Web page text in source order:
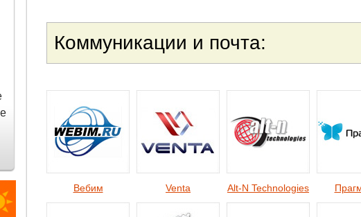
Коммуникации и почта:
Вебим Venta Alt-N Technologies